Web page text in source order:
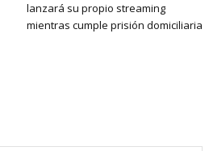
lanzará su propio streaming
mientras cumple prisión domiciliaria